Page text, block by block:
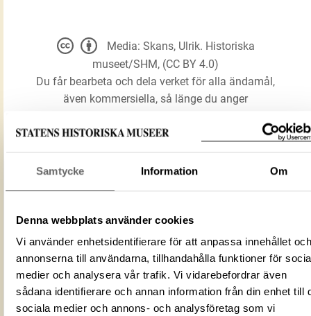
Samtycke Information Om
Denna webbplats använder cookies
Vi använder enhetsidentifierare för att anpassa innehållet och
annonserna till användarna, tillhandahålla funktioner för
medier och analysera vår trafik. Vi vidarebefordrar även
sådana identifierare och annan information från din enhet till
sociala medier och annons- och analysföretag som vi
Förmålsbenämning
Brakteat F-typ
Brakteat
109693_HST
ID‑nummer
D606D90A-9654-44B4-BFED-
Fotograf
Skans, Ulrik
Media: Skans, Ulrik. Historiska
museet/SHM, (CC BY 4.0)
Du får bearbeta och dela verket för alla ändamål,
även kommersiella, så länge du anger